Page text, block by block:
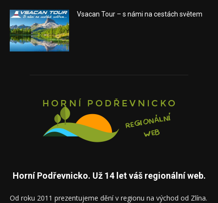
Vsacan Tour – s námi na cestách světem
Horní Podřevnicko. Už 14 let váš regionální web.
Od roku 2011 prezentujeme dění v regionu na východ od Zlína.